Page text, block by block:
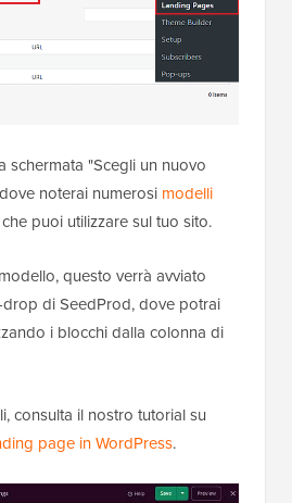
schermata "Scegli un nuovo
noterai numerosi modelli
che puoi utilizzare sul tuo sito.
questo verrà avviato
di SeedProd, dove potrai
i blocchi dalla colonna di
consulta il nostro tutorial su
page in WordPress.